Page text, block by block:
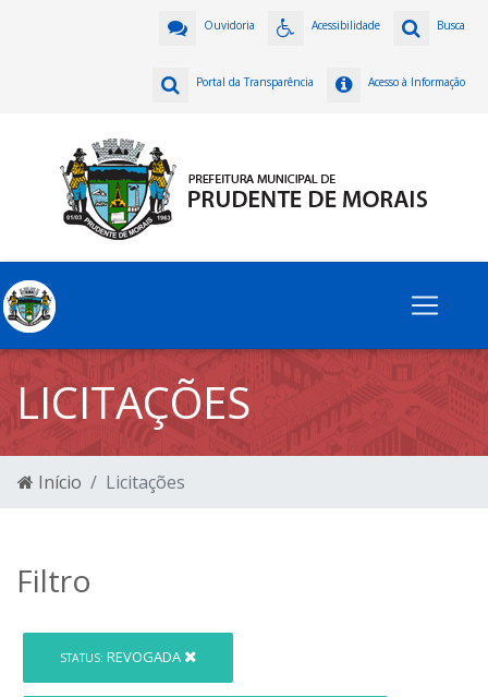
Busca
Acessibilidade
Ouvidoria
Acesso à Informação
Portal da Transparência
LICITAÇÕES
Início Licitações
Filtro
STATUS: REVOGADA